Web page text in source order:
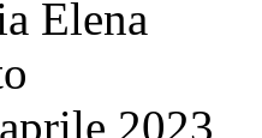
Elena
2023